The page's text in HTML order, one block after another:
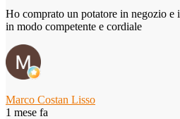
Ho comprato un potatore in negozio e
in modo competente e cordiale
Marco Costan Lisso
1 mese fa